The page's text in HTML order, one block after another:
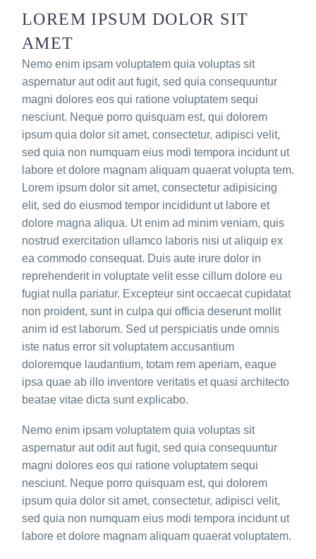
LOREM IPSUM DOLOR SIT
AMET
Nemo enim ipsam voluptatem quia voluptas sit
aspernatur aut odit aut fugit, sed quia consequuntur
magni dolores eos qui ratione voluptatem sequi
nesciunt. Neque porro quisquam est, qui dolorem
ipsum quia dolor sit amet, consectetur, adipisci velit,
sed quia non numquam eius modi tempora incidunt ut
labore et dolore magnam aliquam quaerat volupta tem.
Lorem ipsum dolor sit amet, consectetur adipisicing
elit, sed do eiusmod tempor incididunt ut labore et
dolore magna aliqua. Ut enim ad minim veniam, quis
nostrud exercitation ullamco laboris nisi ut aliquip ex
ea commodo consequat. Duis aute irure dolor in
reprehenderit in voluptate velit esse cillum dolore eu
fugiat nulla pariatur. Excepteur sint occaecat cupidatat
non proident, sunt in culpa qui officia deserunt mollit
anim id est laborum. Sed ut perspiciatis unde omnis
iste natus error sit voluptatem accusantium
doloremque laudantium, totam rem aperiam, eaque
ipsa quae ab illo inventore veritatis et quasi architecto
beatae vitae dicta sunt explicabo.
Nemo enim ipsam voluptatem quia voluptas sit
aspernatur aut odit aut fugit, sed quia consequuntur
magni dolores eos qui ratione voluptatem sequi
nesciunt. Neque porro quisquam est, qui dolorem
ipsum quia dolor sit amet, consectetur, adipisci velit,
sed quia non numquam eius modi tempora incidunt ut
labore et dolore magnam aliquam quaerat voluptatem.